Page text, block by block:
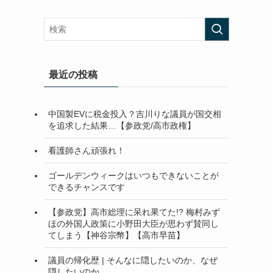
最近の投稿
中国製EVに税金投入？吉川りな議員が国交相
を追求した結果…【参政党/高市政権】
看護師さん頑張れ！
ゴールデンウィークはいつもできないことが
できるチャンスです
【参政党】高市総理に呆れ果てた!? 梅村みず
ほの外国人政策に小野田大臣が思わず賛同し
てしまう【神谷宗幣】【高市早苗】
議員の帰化歴 | そんなに隠したいのか、なぜ